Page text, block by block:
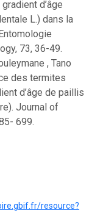
d’âge
L.) dans la
73, 36-49.
, Tano
des termites
d’âge de paillis
Journal of
699.
resource?